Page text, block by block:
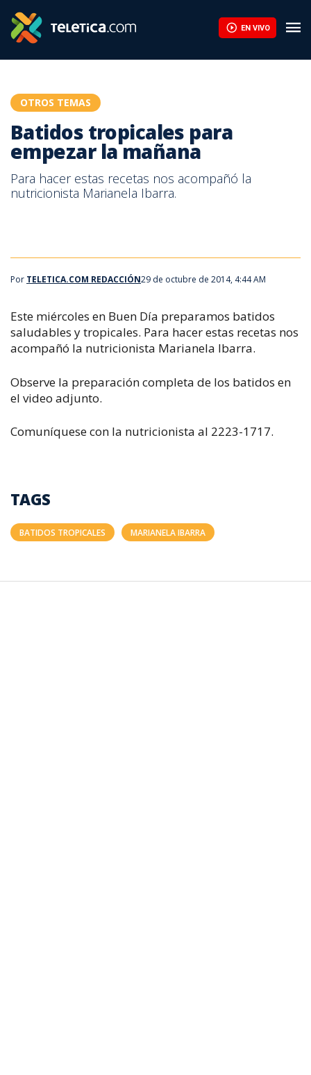
EN VIVO
OTROS TEMAS
Batidos tropicales para
empezar la mañana
Para hacer estas recetas nos acompañó la
nutricionista Marianela Ibarra.
Por TELETICA.COM REDACCIÓN29 de octubre de 2014, 4:44 AM
Este miércoles en Buen Día preparamos batidos
saludables y tropicales. Para hacer estas recetas nos
acompañó la nutricionista Marianela Ibarra.
Observe la preparación completa de los batidos en
el video adjunto.
Comuníquese con la nutricionista al 2223-1717.
TAGS
BATIDOS TROPICALES MARIANELA IBARRA